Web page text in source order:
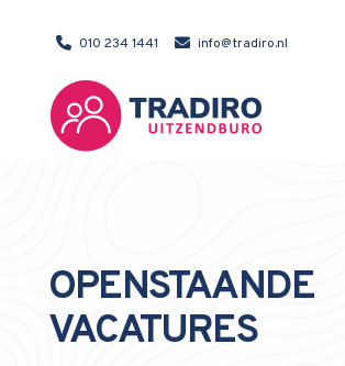
010 234 1441 info@tradiro.nl
OPENSTAANDE
VACATURES